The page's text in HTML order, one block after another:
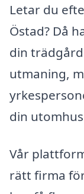
Letar du
Östad? Då
din
utmaning,
din
Vår
rätt firma